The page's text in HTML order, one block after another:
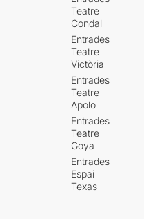
Teatre
Condal
Entrades
Teatre
Victòria
Entrades
Teatre
Apolo
Entrades
Teatre
Goya
Entrades
Espai
Texas